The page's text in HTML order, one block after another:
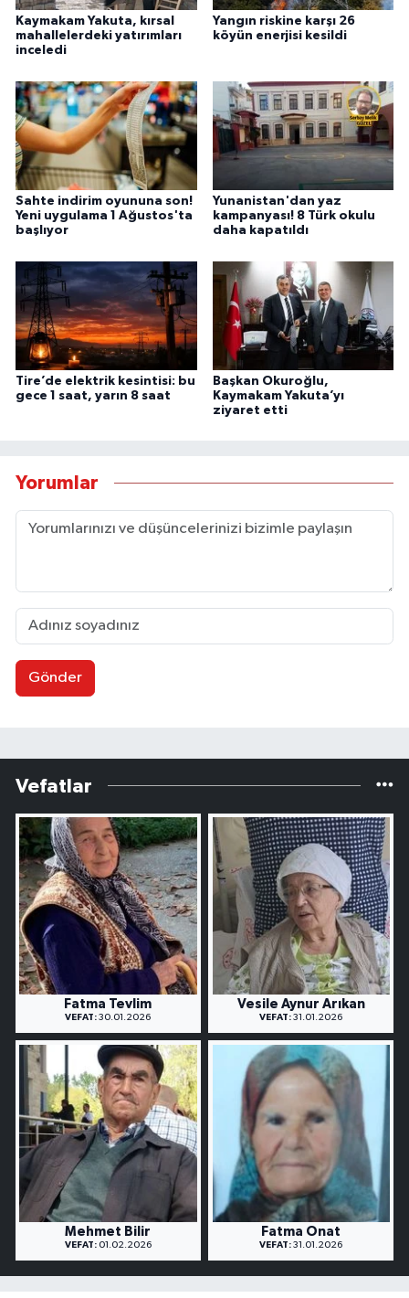
Kaymakam Yakuta, kırsal
mahallelerdeki yatırımları
inceledi
Yangın riskine karşı 26
köyün enerjisi kesildi
Sahte indirim oyununa son!
Yeni uygulama 1 Ağustos'ta
başlıyor
Yunanistan'dan yaz
kampanyası! 8 Türk okulu
daha kapatıldı
Tire’de elektrik kesintisi: bu
gece 1 saat, yarın 8 saat
Başkan Okuroğlu,
Kaymakam Yakuta’yı
ziyaret etti
Yorumlar
Gönder
Vefatlar
Fatma Tevlim
VEFAT: 30.01.2026
Vesile Aynur Arıkan
VEFAT: 31.01.2026
Mehmet Bilir
VEFAT:01.02.2026
Fatma Onat
VEFAT: 31.01.2026